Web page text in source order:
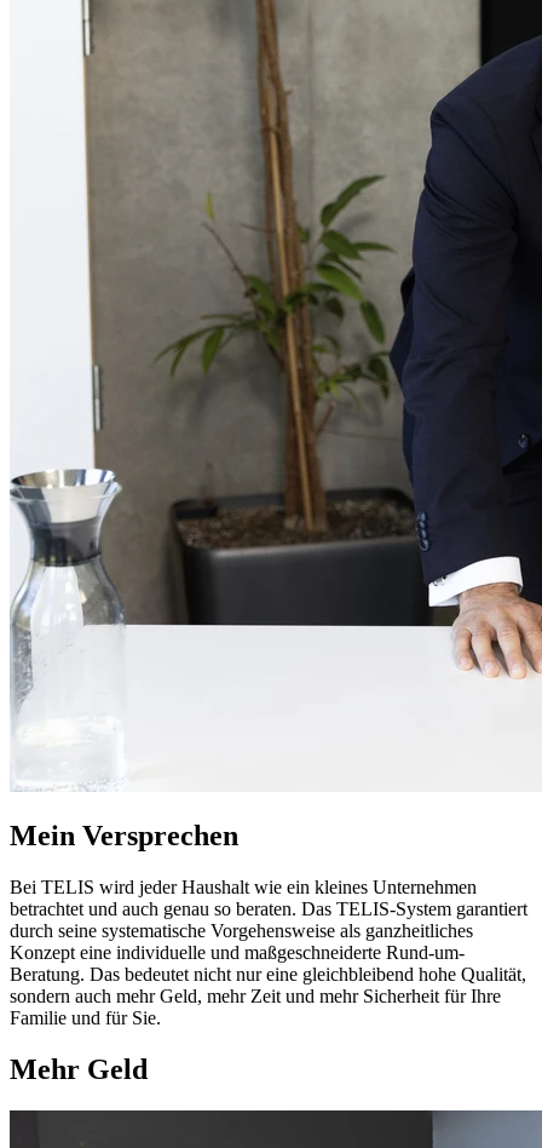
Mein Versprechen
Bei TELIS wird jeder Haushalt wie ein kleines Unternehmen
betrachtet und auch genau so beraten. Das TELIS-System garantiert
durch seine systematische Vorgehensweise als ganzheitliches
Konzept eine individuelle und maßgeschneiderte Rund-um-
Beratung. Das bedeutet nicht nur eine gleichbleibend hohe Qualität,
sondern auch mehr Geld, mehr Zeit und mehr Sicherheit für Ihre
Familie und für Sie.
Mehr Geld